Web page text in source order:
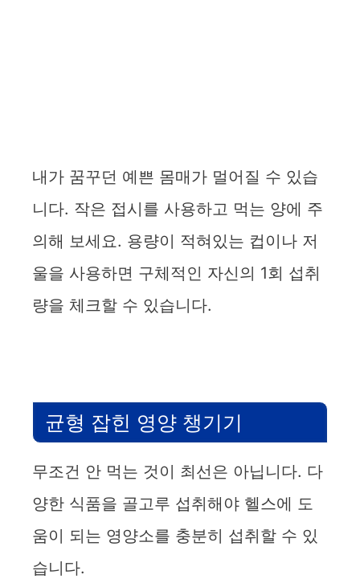
내가 꿈꾸던 예쁜 몸매가 멀어질 수 있습
니다. 작은 접시를 사용하고 먹는 양에 주
의해 보세요. 용량이 적혀있는 컵이나 저
울을 사용하면 구체적인 자신의 1회 섭취
량을 체크할 수 있습니다.
균형 잡힌 영양 챙기기
무조건 안 먹는 것이 최선은 아닙니다. 다
양한 식품을 골고루 섭취해야 헬스에 도
움이 되는 영양소를 충분히 섭취할 수 있
습니다.